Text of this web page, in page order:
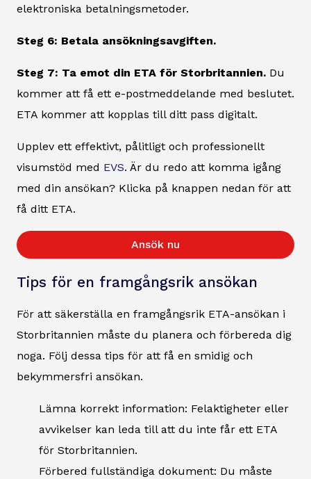
elektroniska betalningsmetoder.
Steg 6: Betala ansökningsavgiften.
Steg 7: Ta emot din ETA för Storbritannien. Du
kommer att få ett e-postmeddelande med beslutet.
ETA kommer att kopplas till ditt pass digitalt.
Upplev ett effektivt, pålitligt och professionellt
visumstöd med EVS. Är du redo att komma igång
med din ansökan? Klicka på knappen nedan för att
få ditt ETA.
Ansök nu
Tips för en framgångsrik ansökan
För att säkerställa en framgångsrik ETA-ansökan i
Storbritannien måste du planera och förbereda dig
noga. Följ dessa tips för att få en smidig och
bekymmersfri ansökan.
Lämna korrekt information: Felaktigheter eller
avvikelser kan leda till att du inte får ett ETA
för Storbritannien.
Förbered fullständiga dokument: Du måste